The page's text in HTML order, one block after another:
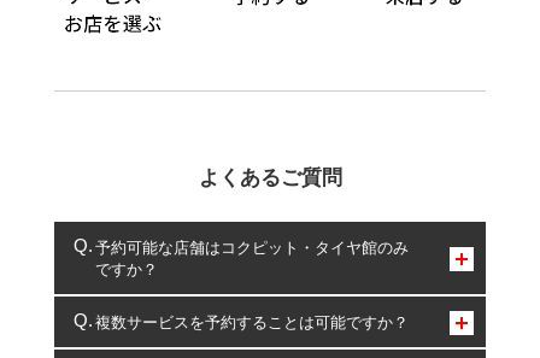
よくあるご質問
予約可能な店舗はコクピット・タイヤ館のみ
ですか？
コクピット・タイヤ館のみとなります。
複数サービスを予約することは可能ですか？